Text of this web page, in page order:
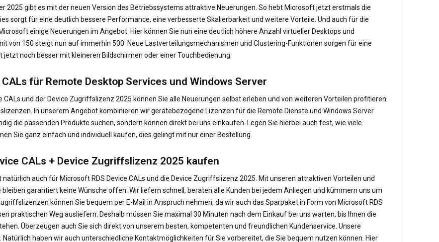
2025 gibt es mit der neuen Version des Betriebssystems attraktive Neuerungen. So hebt Microsoft jetzt erstmals die
sorgt für eine deutlich bessere Performance, eine verbesserte Skalierbarkeit und weitere Vorteile. Und auch für die
einige Neuerungen im Angebot. Hier können Sie nun eine deutlich höhere Anzahl virtueller Desktops und
von 150 steigt nun auf immerhin 500. Neue Lastverteilungsmechanismen und Clustering-Funktionen sorgen für eine
noch besser mit kleineren Bildschirmen oder einer Touchbedienung.
für Remote Desktop Services und Windows Server
und der Device Zugriffslizenz 2025 können Sie alle Neuerungen selbst erleben und von weiteren Vorteilen profitieren.
In unserem Angebot kombinieren wir gerätebezogene Lizenzen für die Remote Dienste und Windows Server
die passenden Produkte suchen, sondern können direkt bei uns einkaufen. Legen Sie hierbei auch fest, wie viele
Sie ganz einfach und individuell kaufen, dies gelingt mit nur einer Bestellung.
CALs + Device Zugriffslizenz 2025 kaufen
auch für Microsoft RDS Device CALs und die Device Zugriffslizenz 2025. Mit unseren attraktiven Vorteilen und
garantiert keine Wünsche offen. Wir liefern schnell, beraten alle Kunden bei jedem Anliegen und kümmern uns um
können Sie bequem per E-Mail in Anspruch nehmen, da wir auch das Sparpaket in Form von Microsoft RDS
praktischen Weg ausliefern. Deshalb müssen Sie maximal 30 Minuten nach dem Einkauf bei uns warten, bis Ihnen die
Überzeugen auch Sie sich direkt von unserem besten, kompetenten und freundlichen Kundenservice. Unsere
haben wir auch unterschiedliche Kontaktmöglichkeiten für Sie vorbereitet, die Sie bequem nutzen können. Hier